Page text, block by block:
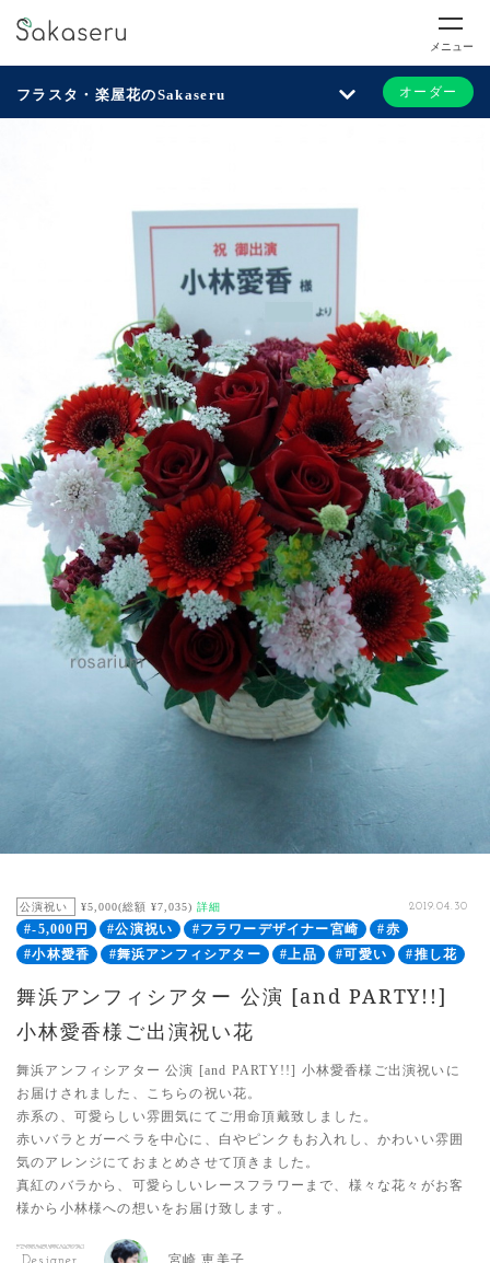
メニュー
フラスタ・楽屋花のSakaseru オーダー
公演祝い ¥5,000(総額 ¥7,035) 詳細 2019.04.30
#-5,000円 #公演祝い #フラワーデザイナー宮崎
#赤
#小林愛香
#舞浜アンフィシアター #上品 #可愛い #推し花
舞浜アンフィシアター 公演 [and PARTY!!]
小林愛香様ご出演祝い花
舞浜アンフィシアター 公演 [and PARTY!!] 小林愛香様ご出演祝いに
お届けされました、こちらの祝い花。
赤系の、可愛らしい雰囲気にてご用命頂戴致しました。
赤いバラとガーベラを中心に、白やピンクもお入れし、かわいい雰囲
気のアレンジにておまとめさせて頂きました。
真紅のバラから、可愛らしいレースフラワーまで、様々な花々がお客
様から小林様への想いをお届け致します。
宮崎 恵美子